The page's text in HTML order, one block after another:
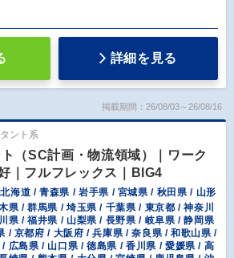
詳細を見る
掲載期間：26/08/03～26/08/16
ント系
（SC計画・物流領域）｜ワーク
｜フルフレックス｜BIG4
北海道 / 青森県 / 岩手県 / 宮城県 / 秋田県 / 山形
県 / 群馬県 / 埼玉県 / 千葉県 / 東京都 / 神奈川
県 / 福井県 / 山梨県 / 長野県 / 岐阜県 / 静岡県
/ 京都府 / 大阪府 / 兵庫県 / 奈良県 / 和歌山県 /
広島県 / 山口県 / 徳島県 / 香川県 / 愛媛県 / 高